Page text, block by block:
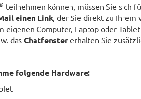
teilnehmen können, müssen Sie sich
einen Link, der Sie direkt zu
eigenen Computer, Laptop oder Tablet
das Chatfenstererhalten Sie
folgende Hardware: